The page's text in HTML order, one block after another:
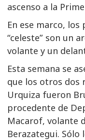
ascenso a la
En ese marco,
“celeste” son un
volante y un
Esta semana se
que los otros dos
Urquiza fueron
procedente de
Macarof, volante
Berazategui.